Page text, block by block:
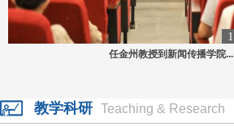
1
任金州教授到新闻传播学院...
教学科研 Teaching & Research